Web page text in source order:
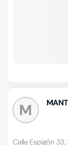
M
Calle Espigón